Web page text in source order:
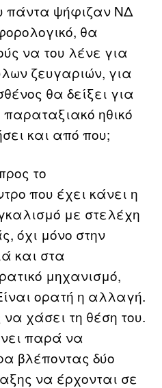
πάντα ψήφιζαν ΝΔ
θα
να του λένε για
ζευγαριών, για
θα δείξει για
ηθικό
και από που;
το
που έχει κάνει η
με στελέχη
όχι μόνο στην
και στα
μηχανισμό,
ορατή η αλλαγή.
χάσει τη θέση του.
παρά να
βλέποντας δύο
να έρχονται σε